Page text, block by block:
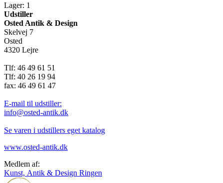
Lager: 1
Udstiller
Osted Antik & Design
Skelvej 7
Osted
4320 Lejre
Tlf: 46 49 61 51
Tlf: 40 26 19 94
fax: 46 49 61 47
E-mail til udstiller:
info@osted-antik.dk
Se varen i udstillers eget katalog
www.osted-antik.dk
Medlem af:
Kunst, Antik & Design Ringen